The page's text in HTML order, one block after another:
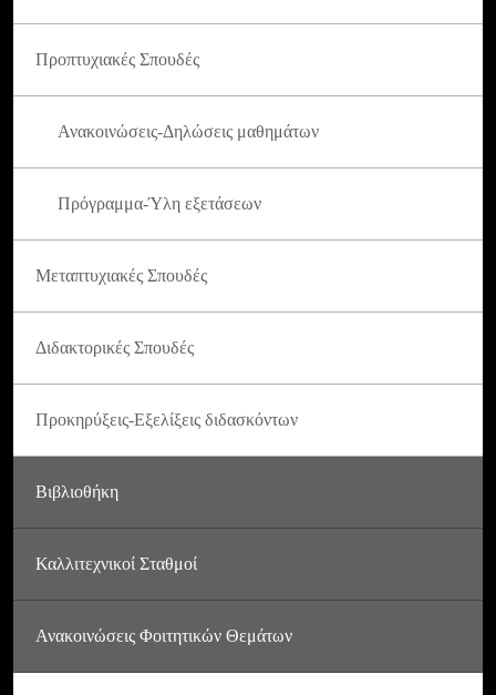
Προπτυχιακές Σπουδές
Ανακοινώσεις-Δηλώσεις μαθημάτων
Πρόγραμμα-Ύλη εξετάσεων
Μεταπτυχιακές Σπουδές
Διδακτορικές Σπουδές
Προκηρύξεις-Εξελίξεις διδασκόντων
Βιβλιοθήκη
Καλλιτεχνικοί Σταθμοί
Ανακοινώσεις Φοιτητικών Θεμάτων